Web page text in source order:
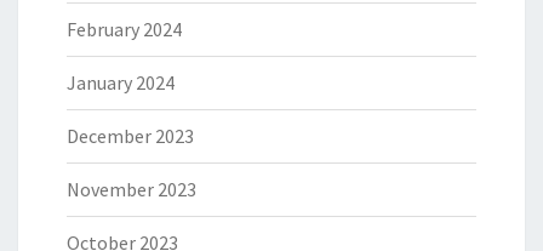
February 2024
January 2024
December 2023
November 2023
October 2023